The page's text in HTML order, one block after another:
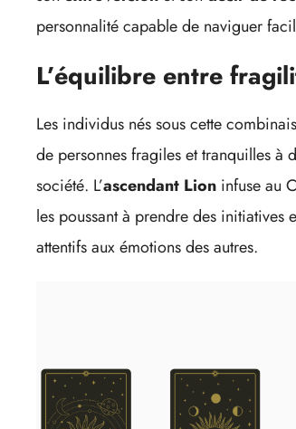
personnalité capable de naviguer
L’équilibre entre
Les individus nés sous cette
de personnes fragiles et tranquilles à
société. L’ascendant Lion infuse au
les poussant à prendre des initiatives
attentifs aux émotions des autres.